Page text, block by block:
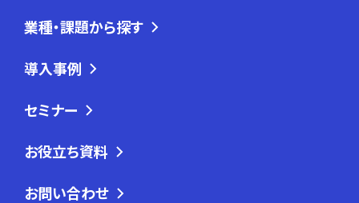
業種・課題から探す
導入事例
セミナー
お役立ち資料
お問い合わせ